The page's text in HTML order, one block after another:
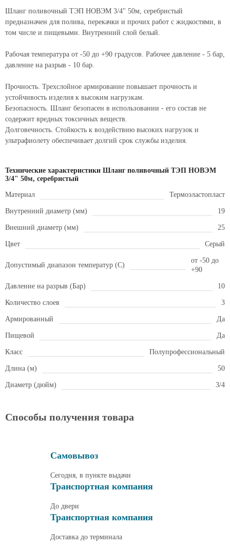
Шланг поливочный ТЭП НОВЭМ 3/4" 50м, серебристый
предназначен для полива, перекачки и прочих работ с жидкостями, в
том числе и пищевыми. Внутренний слой белый.
Рабочая температура от -50 до +90 градусов. Рабочее давление - 5 бар,
давление на разрыв - 10 бар.
Прочность. Трехслойное армирование повышает прочность и
устойчивость изделия к высоким нагрузкам.
Безопасность. Шланг безопасен в использовании - его состав не
содержит вредных токсичных веществ.
Долговечность. Стойкость к воздействию высоких нагрузок и
ультрафиолету обеспечивает долгий срок службы изделия.
Технические характеристики Шланг поливочный ТЭП НОВЭМ
3/4" 50м, серебристый
Материал Термоэластопласт
Внутренний диаметр (мм) 19
Внешний диаметр (мм) 25
Цвет Серый
Допустимый диапазон температур (С)
от -50 до
+90
Давление на разрыв (Бар) 10
Количество слоев 3
Армированный Да
Пищевой Да
Класс Полупрофессиональный
Длина (м) 50
Диаметр (дюйм) 3/4
Способы получения товара
Самовывоз
Сегодня, в пункте выдачи
Транспортная компания
До двери
Транспортная компания
Доставка до терминала